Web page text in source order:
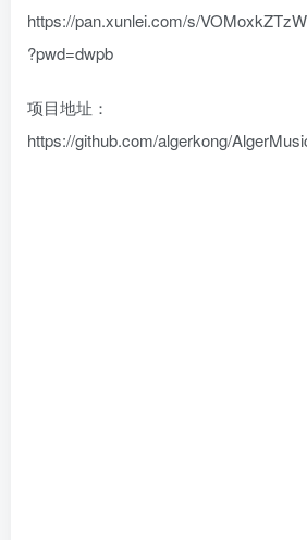
https://pan.xunlei.com/s/
?pwd=dwpb
项目地址：
https://github.com/algerkong/